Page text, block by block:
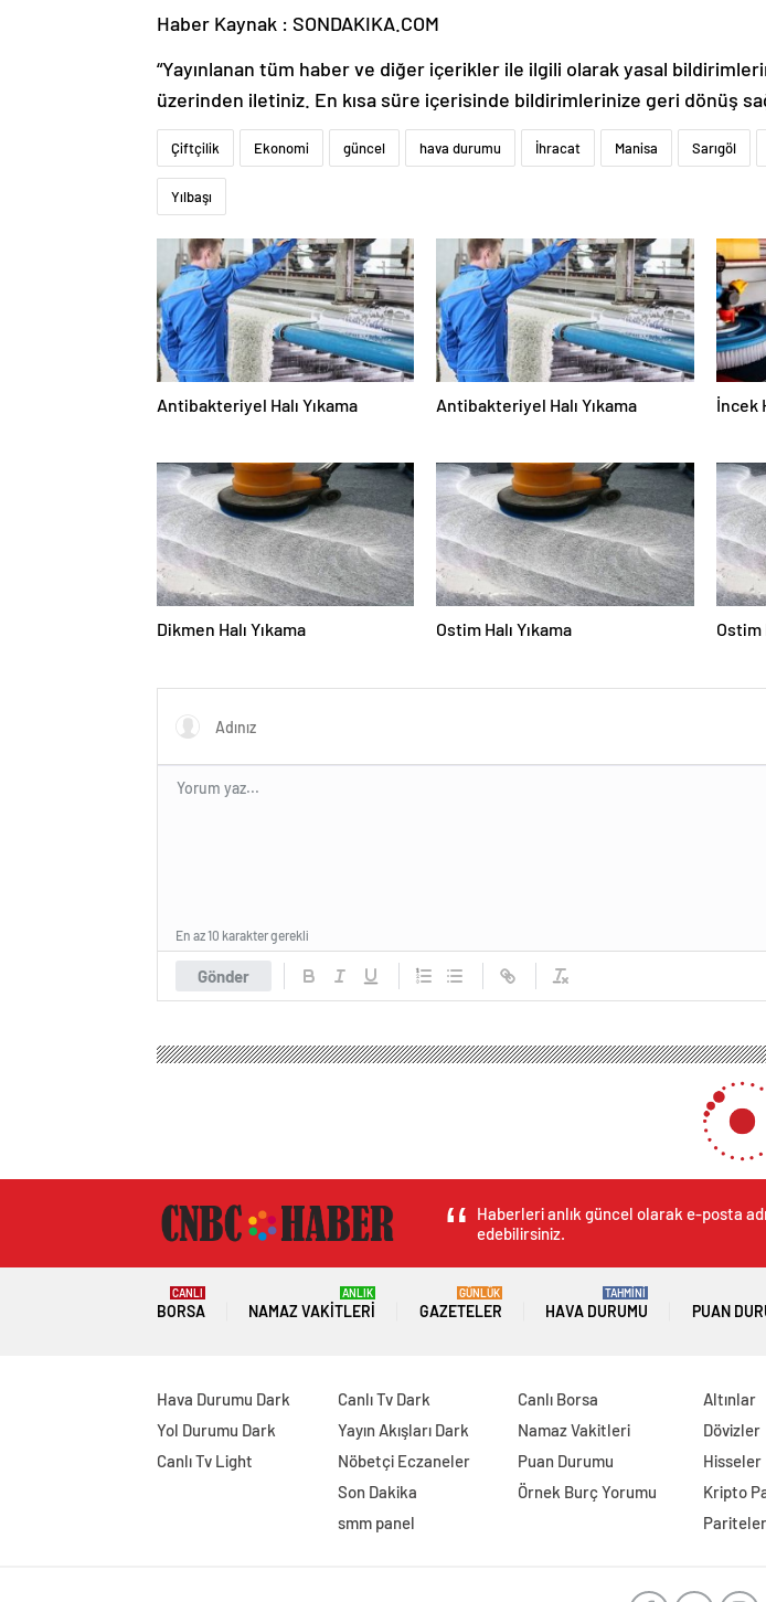
Haber Kaynak : SONDAKIKA.COM
“Yayınlanan tüm haber ve diğer içerikler ile ilgili olarak yasal
üzerinden iletiniz. En kısa süre içerisinde bildirimlerinize geri dönüş
Çiftçilik Ekonomi güncel hava durumu İhracat Manisa Sarıgöl
Yılbaşı
Antibakteriyel Halı Yıkama Antibakteriyel Halı Yıkama İncek
Dikmen Halı Yıkama Ostim Halı Yıkama Ostim
Gönder
En az 10 karakter gerekli
Haberleri anlık güncel olarak e-posta
edebilirsiniz.
BORSA
CANLI
NAMAZ VAKITLERI
ANLIK
GAZETELER
GÜNLÜK
HAVA DURUMU
TAHMİNİ
PUAN
Hava Durumu Dark
Yol Durumu Dark
Canlı Tv Light
Canlı Tv Dark
Yayın Akışları Dark
Nöbetçi Eczaneler
Son Dakika
smm panel
Canlı Borsa
Namaz Vakitleri
Puan Durumu
Örnek Burç Yorumu
Altınlar
Dövizler
Hisseler
Kripto
Pariteler